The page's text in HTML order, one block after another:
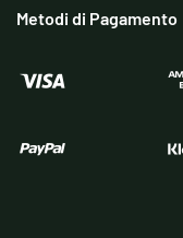
Metodi di Pagamento